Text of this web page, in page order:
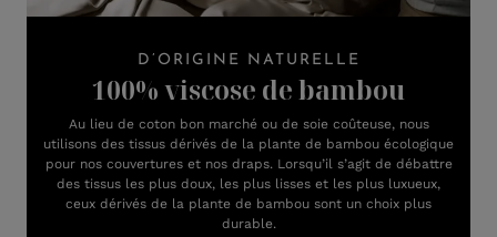
D’ORIGINE NATURELLE
100% viscose de bambou
Au lieu de coton bon marché ou de soie coûteuse, nous
utilisons des tissus dérivés de la plante de bambou écologique
pour nos couvertures et nos draps. Lorsqu’il s’agit de débattre
des tissus les plus doux, les plus lisses et les plus luxueux,
ceux dérivés de la plante de bambou sont un choix plus
durable.